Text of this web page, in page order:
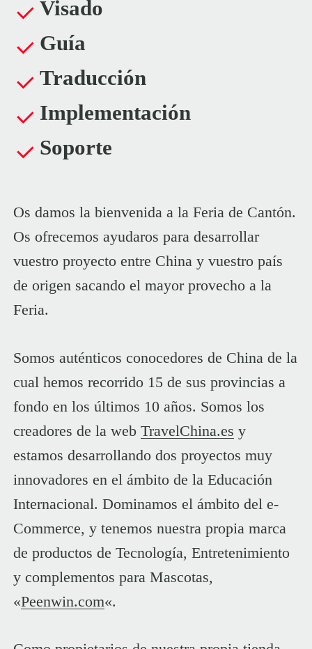
Visado
Guía
Traducción
Implementación
Soporte
Os damos la bienvenida a la Feria de Cantón.
Os ofrecemos ayudaros para desarrollar
vuestro proyecto entre China y vuestro país
de origen sacando el mayor provecho a la
Feria.
Somos auténticos conocedores de China de la
cual hemos recorrido 15 de sus provincias a
fondo en los últimos 10 años. Somos los
creadores de la web TravelChina.es y
estamos desarrollando dos proyectos muy
innovadores en el ámbito de la Educación
Internacional. Dominamos el ámbito del e-
Commerce, y tenemos nuestra propia marca
de productos de Tecnología, Entretenimiento
y complementos para Mascotas,
«Peenwin.com«.